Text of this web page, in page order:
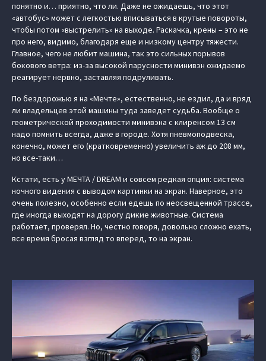
понятно и… приятно, что ли. Даже не ожидаешь, что этот
«автобус» может с легкостью вписываться в крутые повороты,
чтобы потом «выстрелить» на выходе. Раскачка, крены – это не
про него, видимо, благодаря еще и низкому центру тяжести.
Главное, чего не любит машина, так это сильных порывов
бокового ветра: из-за высокой парусности минивэн ожидаемо
реагирует нервно, заставляя подруливать.
По бездорожью я на «Мечте», естественно, не ездил, да и вряд
ли владельцев этой машины туда заведет судьба. Вообще о
геометрической проходимости минивэна с клиренсом 13 см
надо помнить всегда, даже в городе. Хотя пневмоподвеска,
конечно, может его (кратковременно) увеличить аж до 208 мм,
но все-таки…
Кстати, есть у МЕЧТА / DREAM и совсем редкая опция: система
‎ночного видения с выводом картинки на экран. Наверное, это
очень полезно, особенно если едешь по неосвещенной трассе,
где иногда выходят на дорогу дикие животные. Система
работает, проверял. Но, честно говоря, довольно сложно ехать,
все время бросая взгляд то вперед, то на экран.